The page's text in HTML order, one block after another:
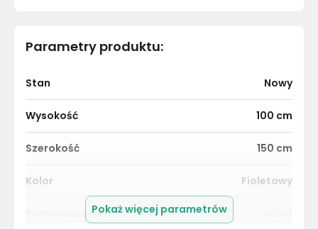
Parametry produktu:
Stan Nowy
Wysokość 100 cm
Szerokość 150 cm
Kolor Fioletowy
PomieszczeniePokaż więcej parametrów